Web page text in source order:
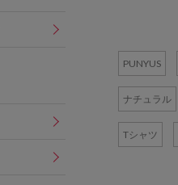
PUNYUS
ナチュラル
Tシャツ